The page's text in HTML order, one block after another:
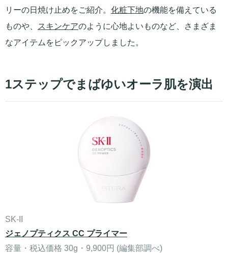
リーの日焼け止めをご紹介。 化粧下地の機能を備えている
ものや、
スキンケアのように心地よいものなど、さまざま
なアイテムをピックアップしました。
1ステップでまばゆいオーラ肌を演出
SK-II
ジェノプティクス CC プライマー
容量・税込価格 30g・9,900円 (編集部調べ)